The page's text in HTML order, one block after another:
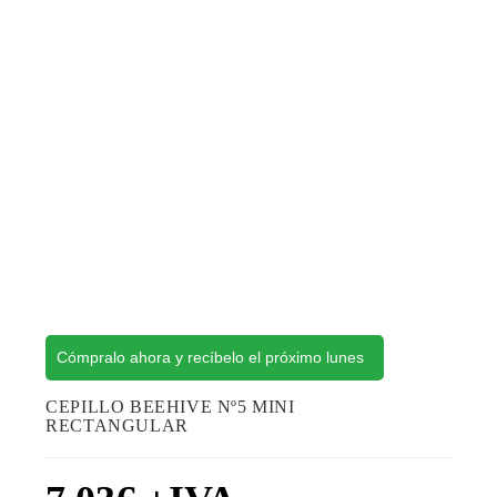
Cómpralo ahora y recíbelo el próximo lunes
CEPILLO BEEHIVE Nº5 MINI
RECTANGULAR